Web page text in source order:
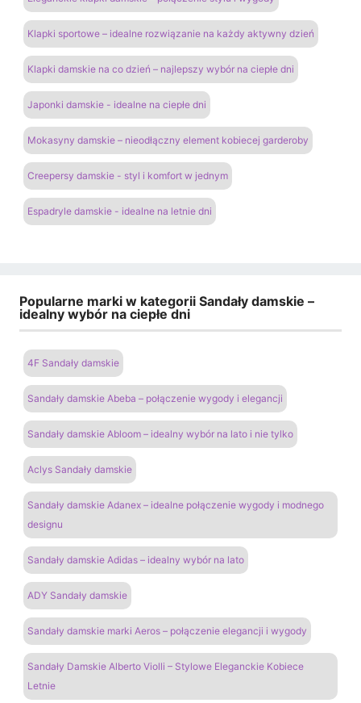
Klapki sportowe – idealne rozwiązanie na każdy aktywny dzień
Klapki damskie na co dzień – najlepszy wybór na ciepłe dni
Japonki damskie - idealne na ciepłe dni
Mokasyny damskie – nieodłączny element kobiecej garderoby
Creepersy damskie - styl i komfort w jednym
Espadryle damskie - idealne na letnie dni
Popularne marki w kategorii Sandały damskie –
idealny wybór na ciepłe dni
4F Sandały damskie
Sandały damskie Abeba – połączenie wygody i elegancji
Sandały damskie Abloom – idealny wybór na lato i nie tylko
Aclys Sandały damskie
Sandały damskie Adanex – idealne połączenie wygody i modnego
designu
Sandały damskie Adidas – idealny wybór na lato
ADY Sandały damskie
Sandały damskie marki Aeros – połączenie elegancji i wygody
Sandały Damskie Alberto Violli – Stylowe Eleganckie Kobiece
Letnie